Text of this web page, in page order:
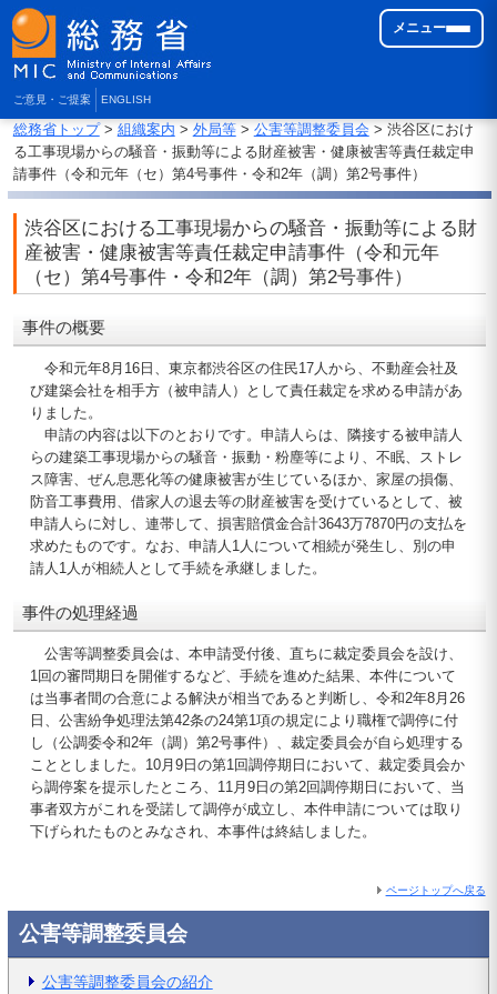
ご意見・ご提案 ENGLISH
メニュー
総務省トップ> 組織案内 > 外局等> 公害等調整委員会 > 渋谷区におけ
る工事現場からの騒音・振動等による財産被害・健康被害等責任裁定申
請事件（令和元年（セ）第4号事件・令和2年（調）第2号事件）
渋谷区における工事現場からの騒音・振動等による財
産被害・健康被害等責任裁定申請事件（令和元年
（セ）第4号事件・令和2年（調）第2号事件）
事件の概要
令和元年8月16日、東京都渋谷区の住民17人から、不動産会社及
び建築会社を相手方（被申請人）として責任裁定を求める申請があ
りました。
申請の内容は以下のとおりです。申請人らは、隣接する被申請人
らの建築工事現場からの騒音・振動・粉塵等により、不眠、ストレ
ス障害、ぜん息悪化等の健康被害が生じているほか、家屋の損傷、
防音工事費用、借家人の退去等の財産被害を受けているとして、被
申請人らに対し、連帯して、損害賠償金合計3643万7870円の支払を
求めたものです。なお、申請人1人について相続が発生し、別の申
請人1人が相続人として手続を承継しました。
事件の処理経過
公害等調整委員会は、本申請受付後、直ちに裁定委員会を設け、
1回の審問期日を開催するなど、手続を進めた結果、本件について
は当事者間の合意による解決が相当であると判断し、令和2年8月26
日、公害紛争処理法第42条の24第1項の規定により職権で調停に付
し（公調委令和2年（調）第2号事件）、裁定委員会が自ら処理する
こととしました。10月9日の第1回調停期日において、裁定委員会か
ら調停案を提示したところ、11月9日の第2回調停期日において、当
事者双方がこれを受諾して調停が成立し、本件申請については取り
下げられたものとみなされ、本事件は終結しました。
ページトップへ戻る
公害等調整委員会
公害等調整委員会の紹介